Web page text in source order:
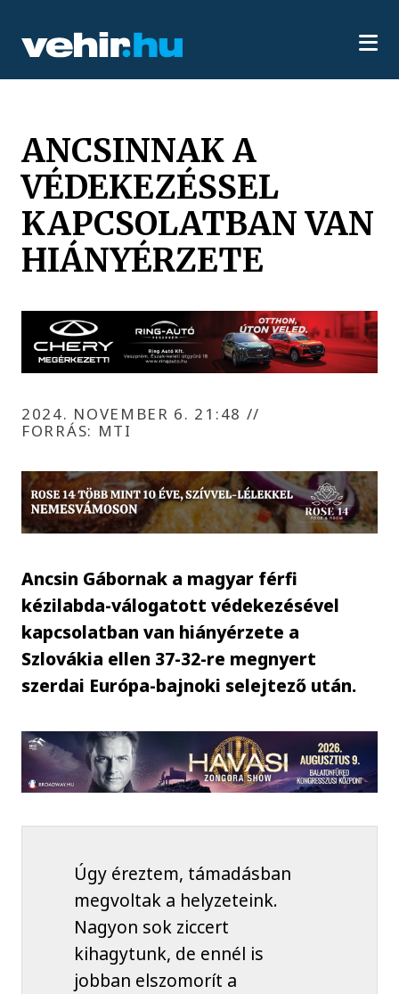
ANCSINNAK A
VÉDEKEZÉSSEL
KAPCSOLATBAN VAN
HIÁNYÉRZETE
2024. NOVEMBER 6. 21:48 //
FORRÁS: MTI
Ancsin Gábornak a magyar férfi
kézilabda-válogatott védekezésével
kapcsolatban van hiányérzete a
Szlovákia ellen 37-32-re megnyert
szerdai Európa-bajnoki selejtező után.
Úgy éreztem, támadásban
megvoltak a helyzeteink.
Nagyon sok ziccert
kihagytunk, de ennél is
jobban elszomorít a